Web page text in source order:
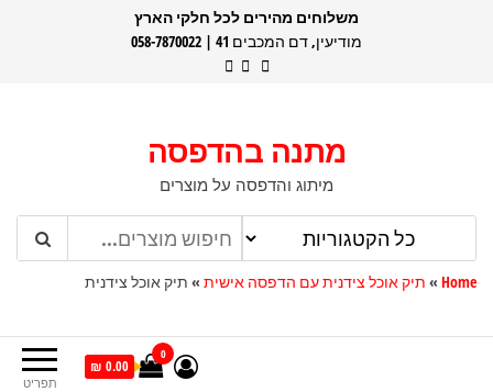
משלוחים מהירים לכל חלקי הארץ
מודיעין, דם המכבים 41 | 058-7870022
מתנה בהדפסה
מיתוג והדפסה על מוצרים
Home
» תיק אוכל צידנית עם הדפסה אישית » תיק אוכל צידנית
תפריט
0
0.00 ₪